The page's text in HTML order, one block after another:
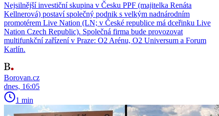
Nejsilnější investiční skupina v Česku PPF (majitelka Renáta
Kellnerová) postaví společný podnik s velkým nadnárodním
promotérem Live Nation (LN; v České republice má dceřinku Live
Nation Czech Republic). Společná firma bude provozovat
multifunkční zařízení v Praze: O2 Arénu, O2 Universum a Forum
Karlín.
Borovan.cz
dnes, 16:05
1 min